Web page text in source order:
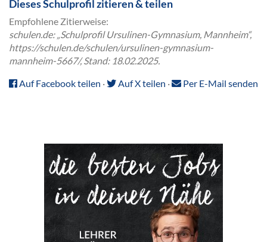
Dieses Schulprofil zitieren & teilen
Empfohlene Zitierweise:
schulen.de: „Schulprofil Ursulinen-Gymnasium, Mannheim“,
https://schulen.de/schulen/ursulinen-gymnasium-
mannheim-5667/, Stand: 18.02.2025.
Auf Facebook teilen · Auf X teilen · Per E-Mail senden